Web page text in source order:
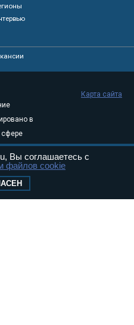
в
сфере
и
05
ФС77-
Карта сайта
Вы соглашаетесь с
файлов cookie